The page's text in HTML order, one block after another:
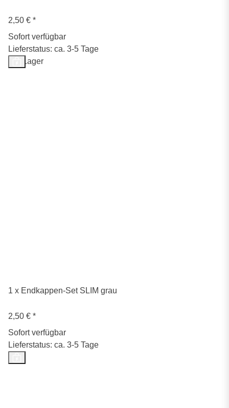
2,50 € *
Sofort verfügbar
Lieferstatus: ca. 3-5 Tage
Auf Lager
1 x Endkappen-Set SLIM grau
2,50 € *
Sofort verfügbar
Lieferstatus: ca. 3-5 Tage